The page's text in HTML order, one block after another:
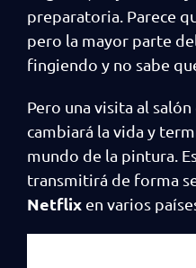
preparatoria. Parece
pero la mayor parte
fingiendo y no sabe
Pero una visita al
cambiará la vida y
mundo de la pintura.
transmitirá de forma
Netflix en varios